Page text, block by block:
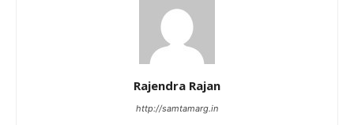
Rajendra Rajan
http://samtamarg.in